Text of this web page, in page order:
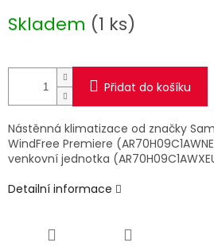
cena:
Skladem (1 ks)
Přidat do košíku
Nástěnná klimatizace od značky
WindFree Premiere
venkovní jednotka
Detailní informace